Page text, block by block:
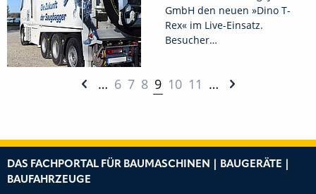
GmbH den neuen »Dino T-
Rex« im Live-Einsatz.
Besucher…
… 6 7 8 9 10 11 …
DAS FACHPORTAL FÜR BAUMASCHINEN | BAUGERÄTE |
BAUFAHRZEUGE